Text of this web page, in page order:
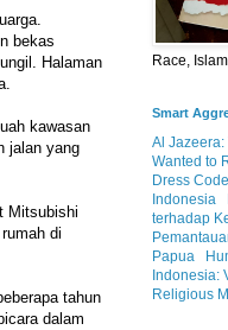
bekas
Halaman
kawasan
jalan yang
Mitsubishi
di
tahun
dalam
Race,
Smart
Al Jazeera:
Wanted to
Dress
Indonesia
terhadap
Papua
Indonesia:
Religious